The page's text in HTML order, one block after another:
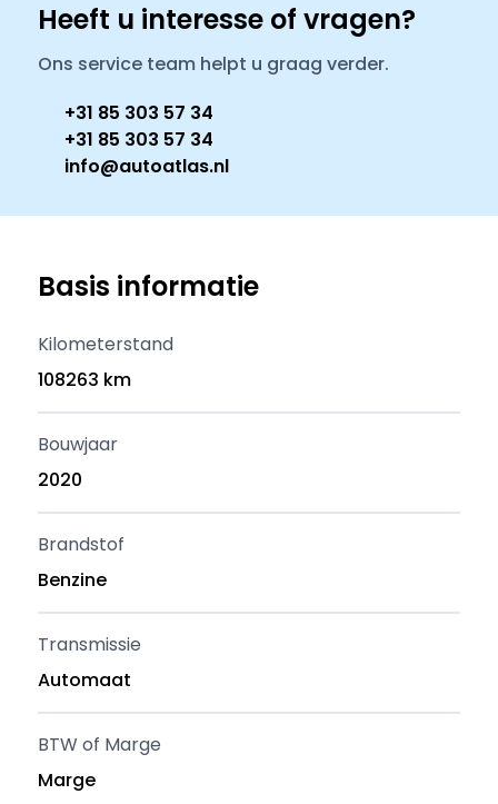
Heeft u interesse of vragen?
Ons service team helpt u graag verder.
+31 85 303 57 34
+31 85 303 57 34
info@autoatlas.nl
Basis informatie
Kilometerstand
108263 km
Bouwjaar
2020
Brandstof
Benzine
Transmissie
Automaat
BTW of Marge
Marge